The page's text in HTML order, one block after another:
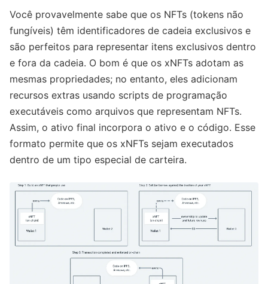
Você provavelmente sabe que os NFTs (tokens não
fungíveis) têm identificadores de cadeia exclusivos e
são perfeitos para representar itens exclusivos dentro
e fora da cadeia. O bom é que os xNFTs adotam as
mesmas propriedades; no entanto, eles adicionam
recursos extras usando scripts de programação
executáveis ​​como arquivos que representam NFTs.
Assim, o ativo final incorpora o ativo e o código. Esse
formato permite que os xNFTs sejam executados
dentro de um tipo especial de carteira.